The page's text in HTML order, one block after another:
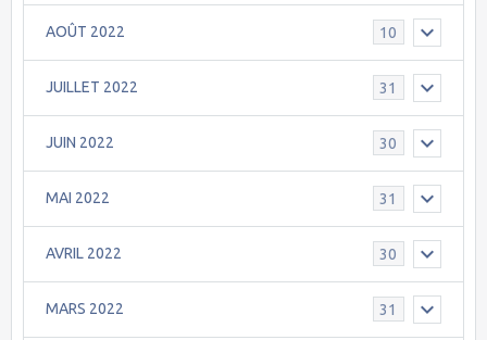
AOÛT 2022 10
JUILLET 2022 31
JUIN 2022 30
MAI 2022 31
AVRIL 2022 30
MARS 2022 31